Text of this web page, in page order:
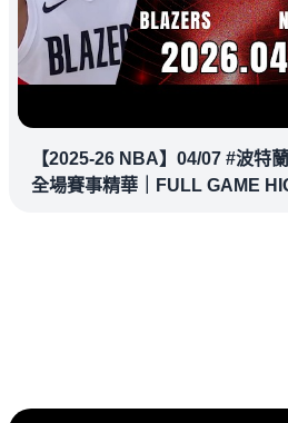
【2025-26 NBA】04/07 #波特
全場賽事精華｜FULL GAME